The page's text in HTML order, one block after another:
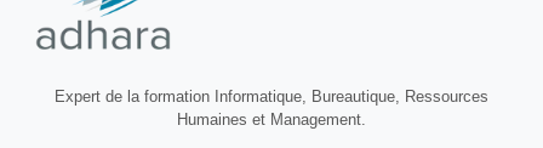
Expert de la formation Informatique, Bureautique, Ressources
Humaines et Management.